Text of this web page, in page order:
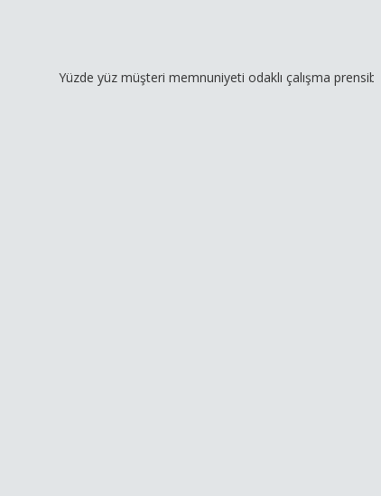
Yüzde yüz müşteri memnuniyeti odaklı çalışma prensibimiz ve